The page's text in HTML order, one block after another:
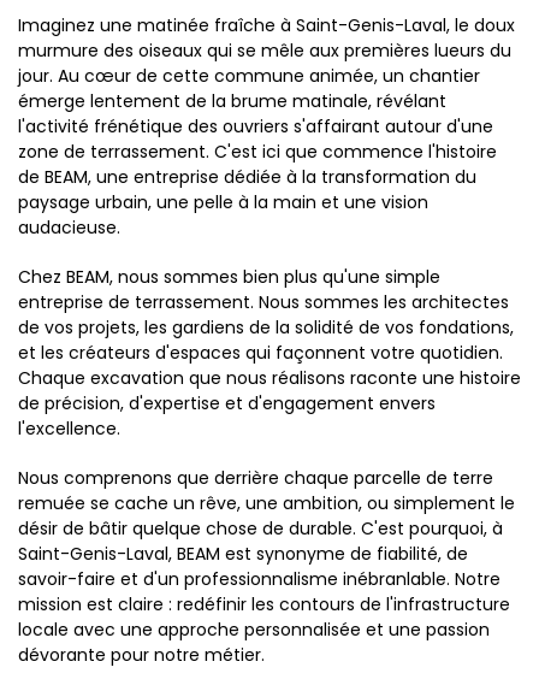
Imaginez une matinée fraîche à Saint-Genis-Laval, le doux
murmure des oiseaux qui se mêle aux premières lueurs du
jour. Au cœur de cette commune animée, un chantier
émerge lentement de la brume matinale, révélant
l'activité frénétique des ouvriers s'affairant autour d'une
zone de terrassement. C'est ici que commence l'histoire
de BEAM, une entreprise dédiée à la transformation du
paysage urbain, une pelle à la main et une vision
audacieuse.
Chez BEAM, nous sommes bien plus qu'une simple
entreprise de terrassement. Nous sommes les architectes
de vos projets, les gardiens de la solidité de vos fondations,
et les créateurs d'espaces qui façonnent votre quotidien.
Chaque excavation que nous réalisons raconte une histoire
de précision, d'expertise et d'engagement envers
l'excellence.
Nous comprenons que derrière chaque parcelle de terre
remuée se cache un rêve, une ambition, ou simplement le
désir de bâtir quelque chose de durable. C'est pourquoi, à
Saint-Genis-Laval, BEAM est synonyme de fiabilité, de
savoir-faire et d'un professionnalisme inébranlable. Notre
mission est claire : redéfinir les contours de l'infrastructure
locale avec une approche personnalisée et une passion
dévorante pour notre métier.